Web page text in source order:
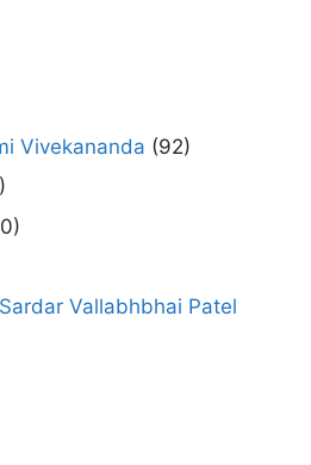
Vivekananda (92)
Sardar Vallabhbhai Patel